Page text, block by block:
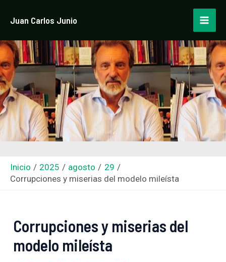
Juan Carlos Junio
Inicio 2025 agosto
29
Corrupciones y miserias del modelo mileísta
Corrupciones y miserias del
modelo mileísta
de